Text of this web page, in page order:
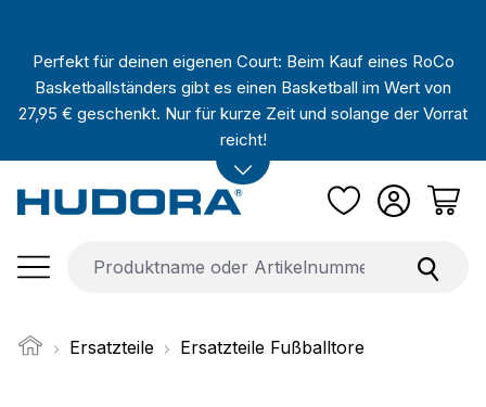
Perfekt für deinen eigenen Court: Beim Kauf eines RoCo
Basketballständers gibt es einen Basketball im Wert von
27,95 € geschenkt. Nur für kurze Zeit und solange der Vorrat
reicht!
Ersatzteile Ersatzteile Fußballtore